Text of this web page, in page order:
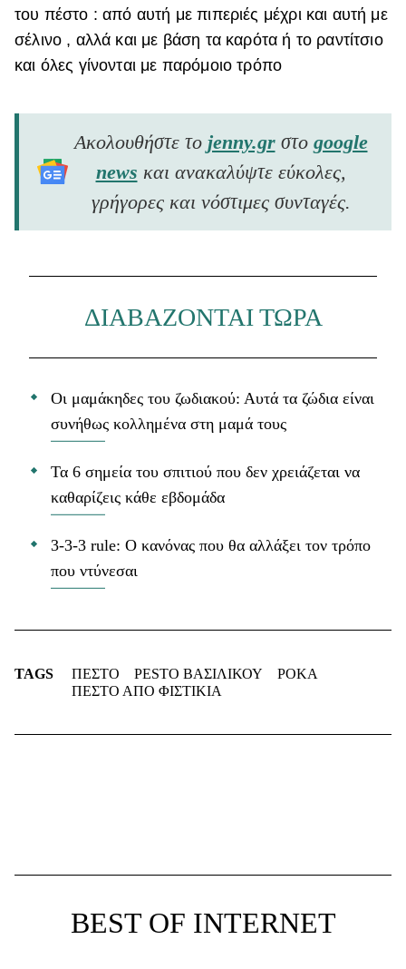
του πέστο : από αυτή με πιπεριές μέχρι και αυτή με
σέλινο , αλλά και με βάση τα καρότα ή το ραντίτσιο
και όλες γίνονται με παρόμοιο τρόπο
Ακολουθήστε το jenny.grστο google
news και ανακαλύψτε εύκολες,
γρήγορες και νόστιμες συνταγές.
ΔΙΑΒΑΖΟΝΤΑΙ ΤΩΡΑ
Οι μαμάκηδες του ζωδιακού: Αυτά τα ζώδια είναι
συνήθως κολλημένα στη μαμά τους
Τα 6 σημεία του σπιτιού που δεν χρειάζεται να
καθαρίζεις κάθε εβδομάδα
3-3-3 rule: Ο κανόνας που θα αλλάξει τον τρόπο
που ντύνεσαι
TAGS ΠΕΣΤΟ PESTO ΒΑΣΙΛΙΚΟΥ
ΡΟΚΑ
ΠΕΣΤΟ ΑΠΟ ΦΙΣΤΙΚΙΑ
BEST OF INTERNET